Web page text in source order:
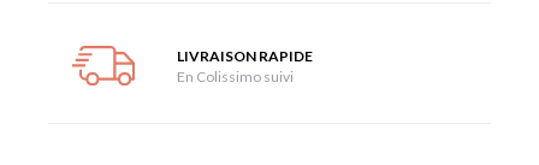
LIVRAISON RAPIDE
En Colissimo suivi